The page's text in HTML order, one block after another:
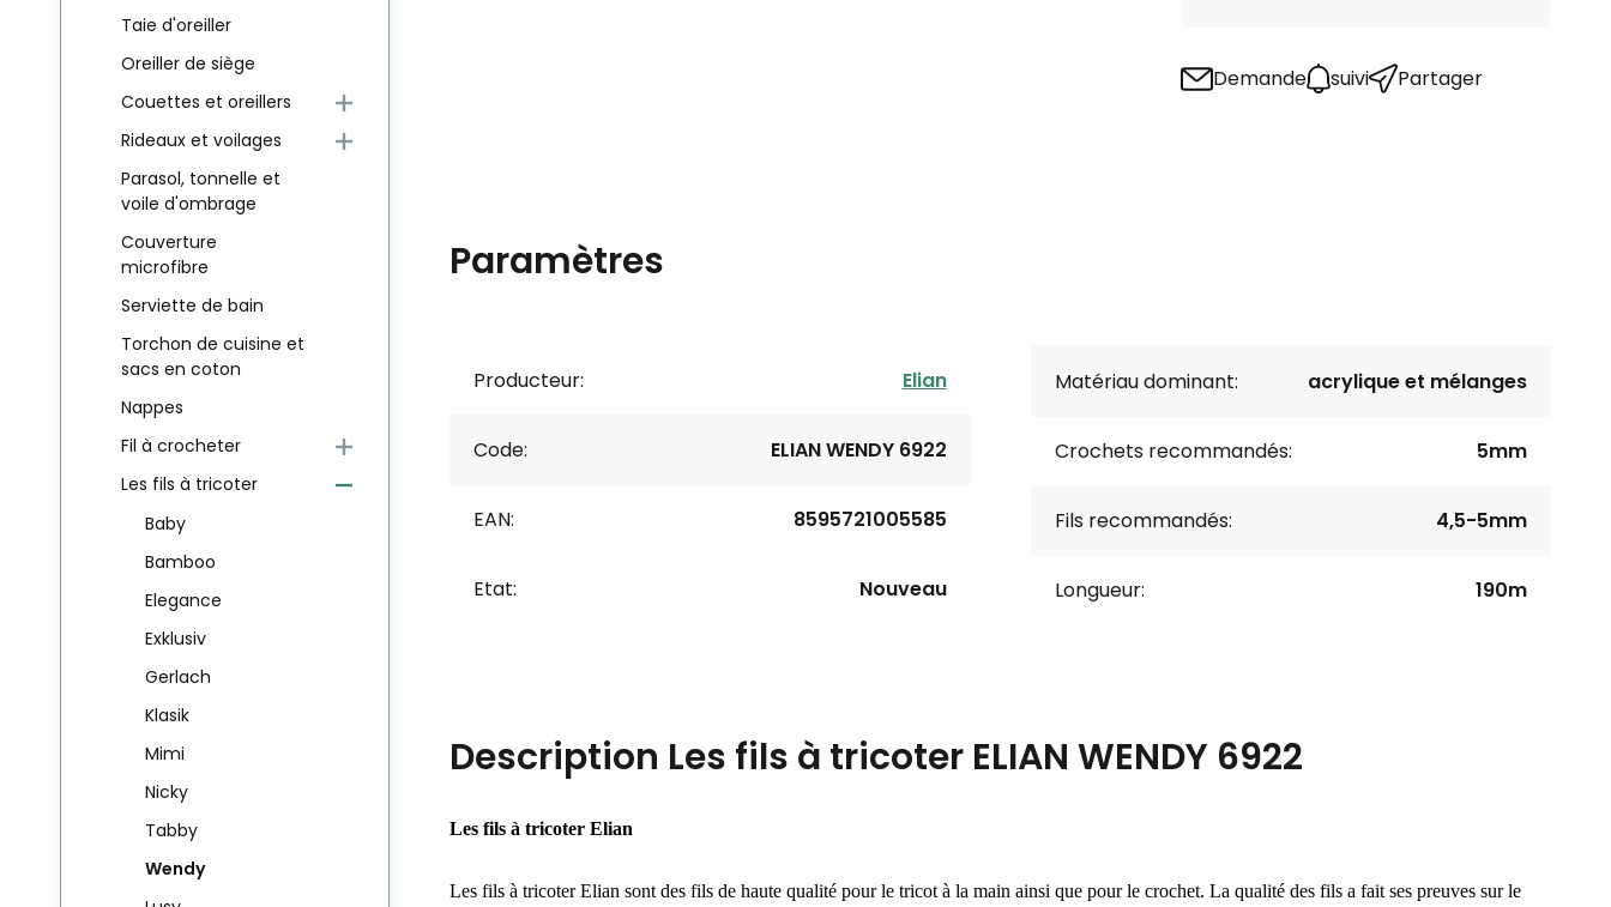
Demande suivi Partager
Paramètres
Producteur: Elian
Code: ELIAN WENDY 6922
EAN: 8595721005585
Etat: Nouveau
Matériau dominant: acrylique et mélanges
Crochets recommandés: 5mm
Fils recommandés: 4,5-5mm
Longueur: 190m
Description Les fils à tricoter ELIAN WENDY 6922
Les fils à tricoter Elian
Les fils à tricoter Elian sont des fils de haute qualité pour le tricot à la main ainsi que pour le crochet. La qualité des fils a fait ses preuves sur le
Taie d'oreiller
Oreiller de siège
Couettes et oreillers
Rideaux et voilages
Parasol, tonnelle et
voile d'ombrage
Couverture
microfibre
Serviette de bain
Torchon de cuisine et
sacs en coton
Nappes
Fil à crocheter
Les fils à tricoter
Baby
Bamboo
Elegance
Exklusiv
Gerlach
Klasik
Mimi
Nicky
Tabby
Wendy